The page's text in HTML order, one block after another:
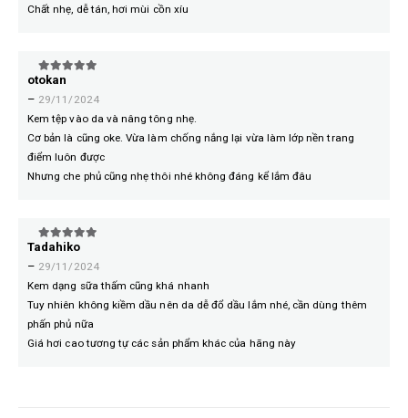
Chất nhẹ, dễ tán, hơi mùi cồn xíu
5trên 5
otokan
– 29/11/2024
Kem tệp vào da và nâng tông nhẹ.
Cơ bản là cũng oke. Vừa làm chống nắng lại vừa làm lớp nền trang
điểm luôn được
Nhưng che phủ cũng nhẹ thôi nhé không đáng kể lắm đâu
5trên 5
Tadahiko
– 29/11/2024
Kem dạng sữa thấm cũng khá nhanh
Tuy nhiên không kiềm dầu nên da dễ đổ dầu lắm nhé, cần dùng thêm
phấn phủ nữa
Giá hơi cao tương tự các sản phẩm khác của hãng này